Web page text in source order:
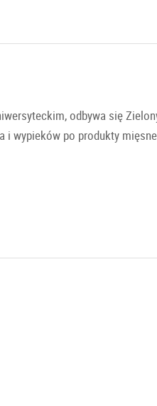
odbywa się
wypieków po produkty
cenią rynek za
owoce, warzywa, alkohole